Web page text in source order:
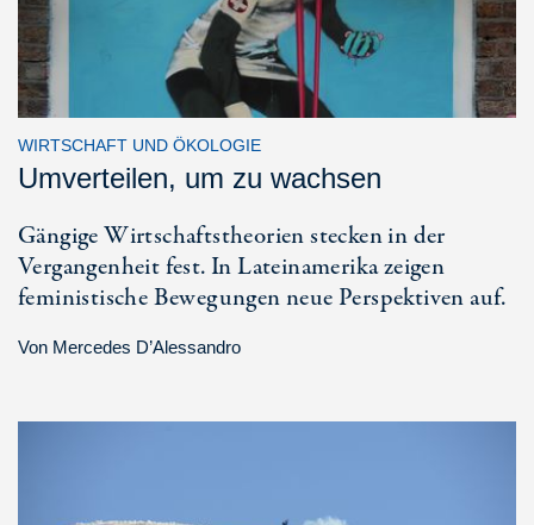
WIRTSCHAFT UND ÖKOLOGIE
Umverteilen, um zu wachsen
Gängige Wirtschaftstheorien stecken in der
Vergangenheit fest. In Lateinamerika zeigen
feministische Bewegungen neue Perspektiven auf.
Von Mercedes D’Alessandro